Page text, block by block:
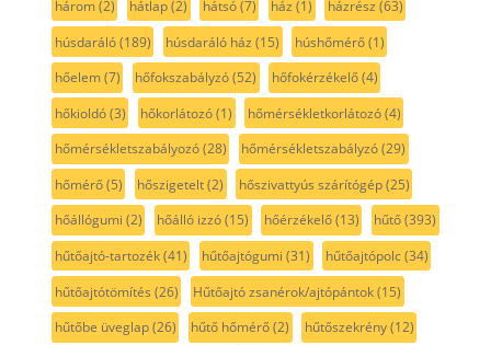
három(2) hátlap(2) hátsó(7) ház (1) házrész (63)
húsdaráló(189) húsdaráló ház (15) húshőmérő(1)
hőelem(7) hőfokszabályzó(52) hőfokérzékelő(4)
hőkioldó(3) hőkorlátozó(1) hőmérsékletkorlátozó(4)
hőmérsékletszabályozó(28) hőmérsékletszabályzó(29)
hőmérő(5) hőszigetelt(2) hőszivattyús szárítógép(25)
hőállógumi (2) hőálló izzó(15) hőérzékelő(13) hűtő(393)
hűtőajtó-tartozék(41) hűtőajtógumi (31) hűtőajtópolc(34)
hűtőajtótömítés (26) Hűtőajtó zsanérok/ajtópántok(15)
hűtőbe üveglap(26) hűtő hőmérő(2) hűtőszekrény(12)